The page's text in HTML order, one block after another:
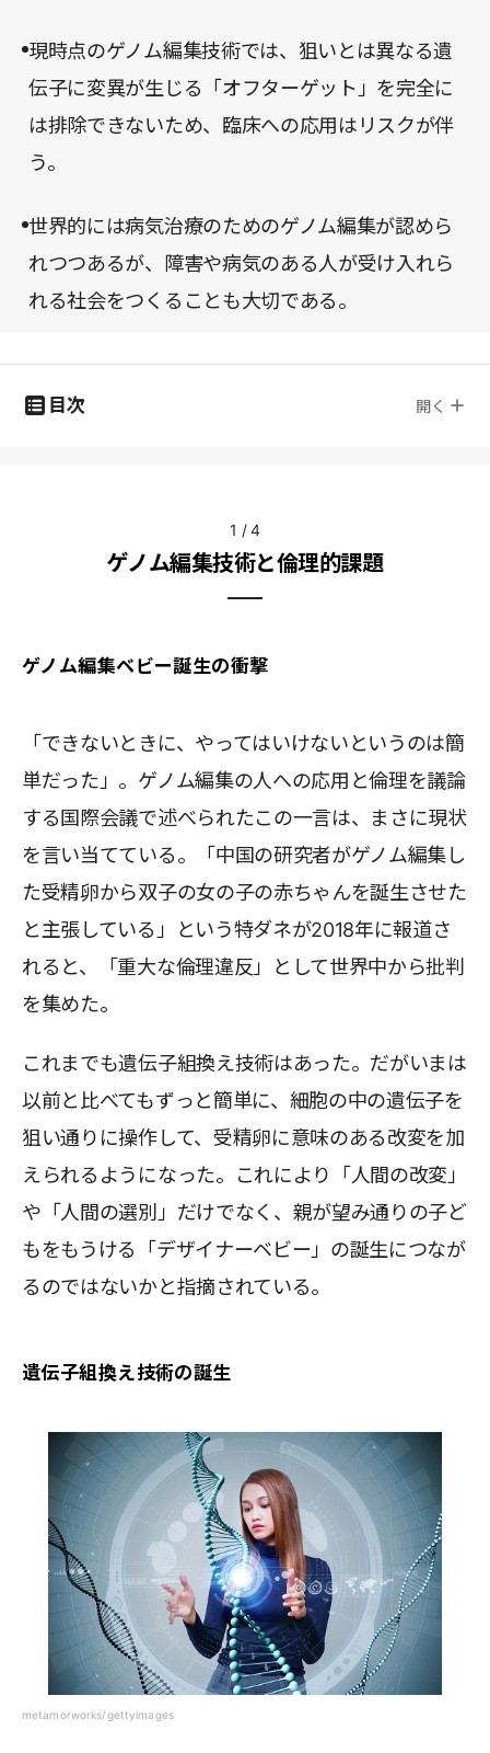
現時点のゲノム編集技術では、狙いとは異なる遺
伝子に変異が生じる「オフターゲット」を完全に
は排除できないため、臨床への応用はリスクが伴
う。
世界的には病気治療のためのゲノム編集が認めら
れつつあるが、障害や病気のある人が受け入れら
れる社会をつくることも大切である。
目次 開く
1 /4
ゲノム編集技術と倫理的課題
ゲノム編集ベビー誕生の衝撃
「できないときに、やってはいけないというのは簡
単だった」。ゲノム編集の人への応用と倫理を議論
する国際会議で述べられたこの一言は、まさに現状
を言い当てている。「中国の研究者がゲノム編集し
た受精卵から双子の女の子の赤ちゃんを誕生させた
と主張している」という特ダネが2018年に報道さ
れると、「重大な倫理違反」として世界中から批判
を集めた。
これまでも遺伝子組換え技術はあった。だがいまは
以前と比べてもずっと簡単に、細胞の中の遺伝子を
狙い通りに操作して、受精卵に意味のある改変を加
えられるようになった。これにより「人間の改変」
や「人間の選別」だけでなく、親が望み通りの子ど
もをもうける「デザイナーベビー」の誕生につなが
るのではないかと指摘されている。
遺伝子組換え技術の誕生
metamorworks/gettyimages